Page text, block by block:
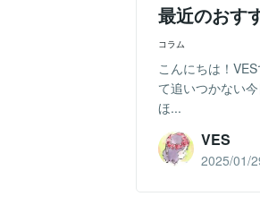
最近のおす
コラム
こんにちは！
て追いつかない
ほ...
VES
2025/01/